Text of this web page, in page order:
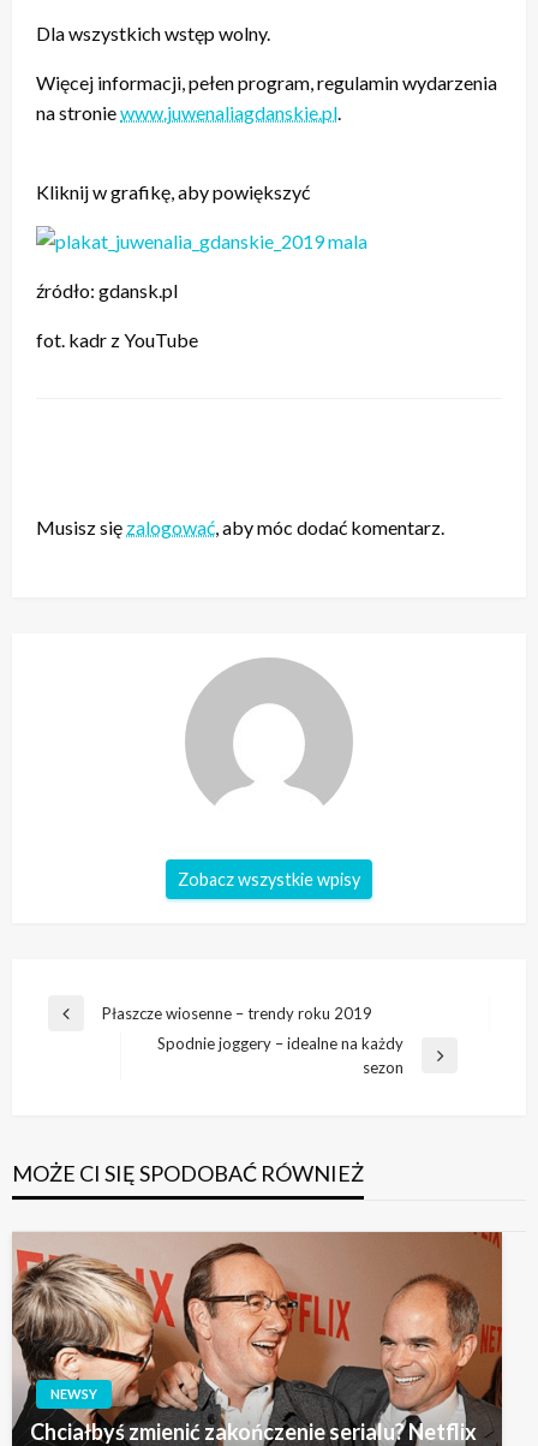
Dla wszystkich wstęp wolny.
Więcej informacji, pełen program, regulamin wydarzenia
na stroniewww.juwenaliagdanskie.pl.
Kliknij w grafikę, aby powiększyć
źródło: gdansk.pl
fot. kadr z YouTube
Musisz się zalogować, aby móc dodać komentarz.
Zobacz wszystkie wpisy
Nawigacja
Poprzedni
Płaszcze wiosenne – trendy roku 2019
Spodnie joggery – idealne na każdy
sezon
MOŻE CI SIĘ SPODOBAĆ RÓWNIEŻ
NEWSY
Chciałbyś zmienić zakończenie serialu? Netflix